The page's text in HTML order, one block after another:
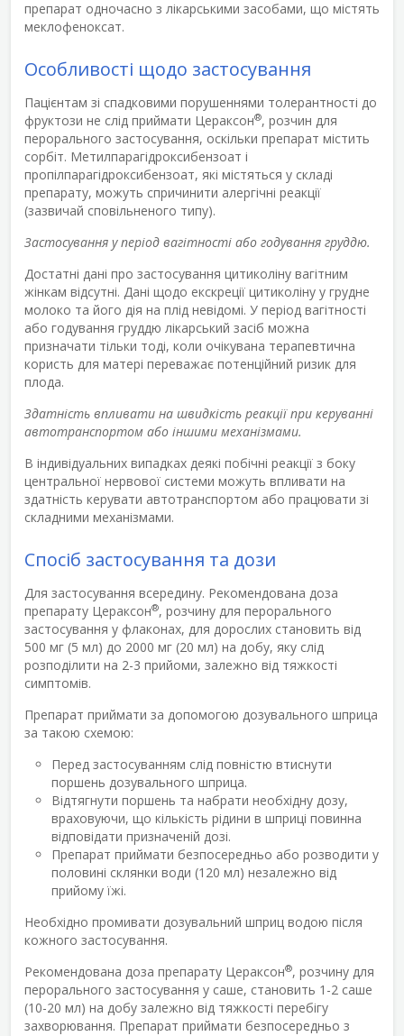
препарат одночасно з лікарськими засобами, що містять
меклофеноксат.
Особливості щодо застосування
Пацієнтам зі спадковими порушеннями толерантності до
фруктози не слід приймати Цераксон®, розчин для
перорального застосування, оскільки препарат містить
сорбіт. Метилпарагідроксибензоат і
пропілпарагідроксибензоат, які містяться у складі
препарату, можуть спричинити алергічні реакції
(зазвичай сповільненого типу).
Застосування у період вагітності або годування груддю.
Достатні дані про застосування цитиколіну вагітним
жінкам відсутні. Дані щодо екскреції цитиколіну у грудне
молоко та його дія на плід невідомі. У період вагітності
або годування груддю лікарський засіб можна
призначати тільки тоді, коли очікувана терапевтична
користь для матері переважає потенційний ризик для
плода.
Здатність впливати на швидкість реакції при керуванні
автотранспортом або іншими механізмами.
В індивідуальних випадках деякі побічні реакції з боку
центральної нервової системи можуть впливати на
здатність керувати автотранспортом або працювати зі
складними механізмами.
Спосіб застосування та дози
Для застосування всередину. Рекомендована доза
препарату Цераксон®, розчину для перорального
застосування у флаконах, для дорослих становить від
500 мг (5 мл) до 2000 мг (20 мл) на добу, яку слід
розподілити на 2-3 прийоми, залежно від тяжкості
симптомів.
Препарат приймати за допомогою дозувального шприца
за такою схемою:
Перед застосуванням слід повністю втиснути
поршень дозувального шприца.
Відтягнути поршень та набрати необхідну дозу,
враховуючи, що кількість рідини в шприці повинна
відповідати призначеній дозі.
Препарат приймати безпосередньо або розводити у
половині склянки води (120 мл) незалежно від
прийому їжі.
Необхідно промивати дозувальний шприц водою після
кожного застосування.
Рекомендована доза препарату Цераксон®, розчину для
перорального застосування у саше, становить 1-2 саше
(10-20 мл) на добу залежно від тяжкості перебігу
захворювання. Препарат приймати безпосередньо з